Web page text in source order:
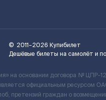
© 2011–2026 Купибилет
Дешёвые билеты на самолёт и
на основании договора № ЦПР-
официальным ресурсом
претензий граждан о